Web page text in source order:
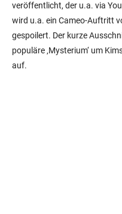
veröffentlicht, der u.a. via
wird u.a. ein Cameo-Auftritt
gespoilert. Der kurze
populäre ‚Mysterium‘ um
auf.